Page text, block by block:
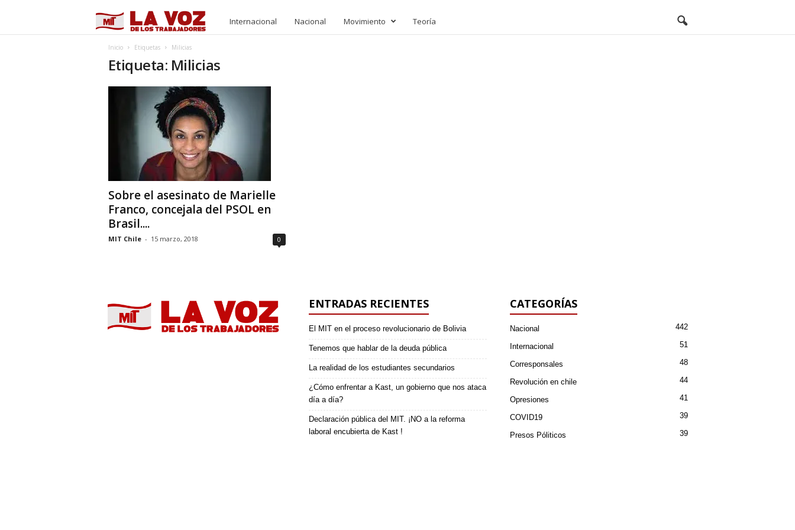
T
Internacional Nacional Movimiento Teoría
Inicio Etiquetas Milicias
Etiqueta: Milicias
Sobre el asesinato de Marielle
Franco, concejala del PSOL en
Brasil....
MIT Chile - 15 marzo, 2018 0
ENTRADAS RECIENTES
El MIT en el proceso revolucionario de Bolivia
Tenemos que hablar de la deuda pública
La realidad de los estudiantes secundarios
¿Cómo enfrentar a Kast, un gobierno que nos ataca
día a día?
Declaración pública del MIT. ¡NO a la reforma
laboral encubierta de Kast !
CATEGORÍAS
Nacional 442
Internacional 51
Corresponsales 48
Revolución en chile 44
Opresiones 41
COVID19 39
Presos Póliticos 39